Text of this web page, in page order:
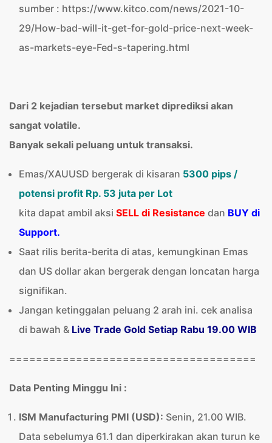
sumber : https://www.kitco.com/news/2021-10-
29/How-bad-will-it-get-for-gold-price-next-week-
as-markets-eye-Fed-s-tapering.html
Dari 2 kejadian tersebut market diprediksi akan
sangat volatile.
Banyak sekali peluang untuk transaksi.
Emas/XAUUSD bergerak di kisaran 5300 pips /
potensi profit Rp. 53 juta per Lot
kita dapat ambil aksi SELL di Resistance dan BUY di
Support.
Saat rilis berita-berita di atas, kemungkinan Emas
dan US dollar akan bergerak dengan loncatan harga
signifikan.
Jangan ketinggalan peluang 2 arah ini. cek analisa
di bawah & Live Trade Gold Setiap Rabu 19.00 WIB
=====================================
Data Penting Minggu Ini :
ISM Manufacturing PMI (USD): Senin, 21.00 WIB.
Data sebelumya 61.1 dan diperkirakan akan turun ke